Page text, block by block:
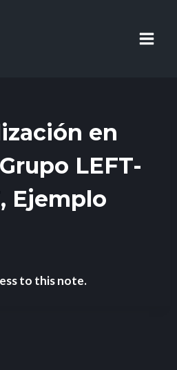
en
LEFT-
Ejemplo
to this note.